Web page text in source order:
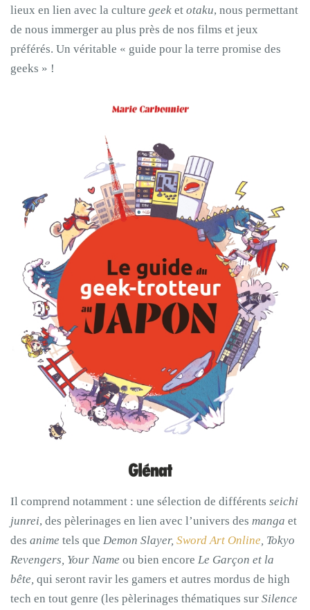
lieux en lien avec la culture geek et otaku, nous permettant
de nous immerger au plus près de nos films et jeux
préférés. Un véritable « guide pour la terre promise des
geeks » !
Il comprend notamment : une sélection de différents seichi
junrei, des pèlerinages en lien avec l’univers des manga et
des anime tels que Demon Slayer, Sword Art Online , Tokyo
Revengers, Your Name ou bien encore Le Garçon et la
bête, qui seront ravir les gamers et autres mordus de high
tech en tout genre (les pèlerinages thématiques sur Silence